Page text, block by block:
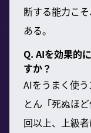
断する能力こ
ある。
Q. AIを効果的
すか？
AIをうまく使
とん「死ぬほ
回以上、上級